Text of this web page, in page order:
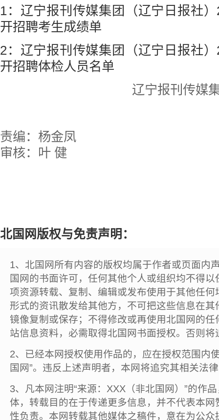
1：辽宁报刊传媒集团（辽宁日报社
开招聘考生成绩单
2：辽宁报刊传媒集团（辽宁日报社
开招聘体检人员名单
辽宁报刊传媒集
责编：杨金凤
审核：叶 健
北国网版权与免责声明：
1、北国网所有内容的版权均属于作者或页面内
国网的书面许可，任何其他个人或组织均不得
项资源转载、复制、编辑或发布使用于其他任
形式的资讯散发给其他方，不可把这些信息在
镜像复制或保存；不得修改或再使用北国网的
站信息资料，必需取得北国网书面授权。否则将
2、已经本网授权使用作品的，应在授权范围内
国网”。违反上述声明者，本网将追究其相关法
3、凡本网注明“来源：XXX（非北国网）”的作
体，转载目的在于传递更多信息，并不代表本
性负责。本网转载其他媒体之稿件，意在为公